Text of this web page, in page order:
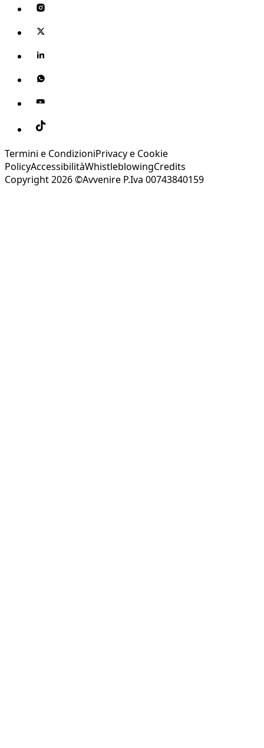
Termini e CondizioniPrivacy e Cookie
PolicyAccessibilitàWhistleblowingCredits
Copyright 2026 ©Avvenire P.Iva 00743840159